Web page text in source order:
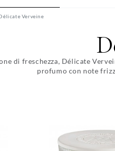
Verveine
di freschezza, Délicate
profumo con note